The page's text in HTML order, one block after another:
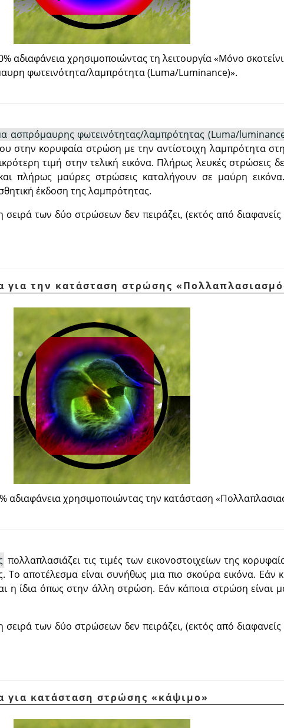
αδιαφάνεια χρησιμοποιώντας τη λειτουργία«Μόνο
φωτεινότητα/λαμπρότητα (Luma/Luminance)».
ασπρόμαυρης φωτεινότητας/λαμπρότητας (Luma/
στην κορυφαία στρώση με την αντίστοιχη λαμπρότητα
τιμή στην τελική εικόνα. Πλήρως λευκές στρώσεις
πλήρως μαύρες στρώσεις καταλήγουν σε μαύρη
έκδοση της λαμπρότητας.
σειρά των δύο στρώσεων δεν πειράζει, (εκτός από
για την κατάσταση στρώσης «
αδιαφάνεια χρησιμοποιώντας την κατάσταση«
πολλαπλασιάζει τις τιμές των εικονοστοιχείων της
Το αποτέλεσμα είναι συνήθως μια πιο σκούρα εικόνα. Εάν
η ίδια όπως στην άλλη στρώση. Εάν κάποια στρώση είναι
σειρά των δύο στρώσεων δεν πειράζει, (εκτός από
για κατάσταση στρώσης «κάψιμο»